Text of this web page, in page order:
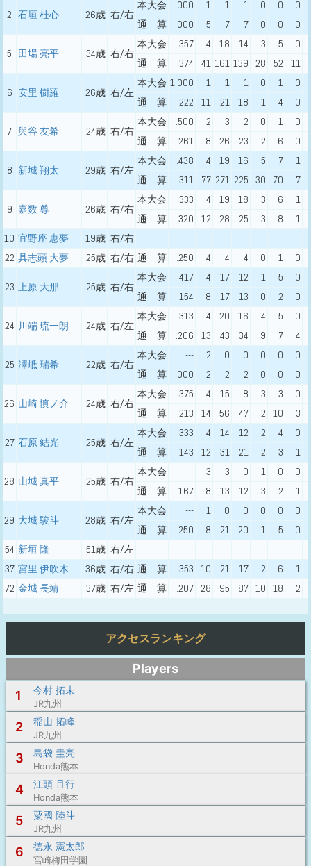
2 石垣 杜心 26歳 右/右
本大会 .000 1 1 1 0 0
0
通 算
.000 5 7 7 0 0 0
5 田場 亮平 34歳 右/右
本大会 .357 4 18 14 3 5
0
通 算
.374 41 161 139 28 52 11
6 安里 樹羅 26歳 右/左
本大会 1.000 1 1 1 0 1
0
通 算
.222 11 21 18 1 4 0
7 與谷 友希 24歳 右/右
本大会 .500 2 3 2 0 1
0
通 算
.261 8 26 23 2 6 0
8 新城 翔太 29歳 右/左
本大会 .438 4 19 16 5 7
1
通 算
.311 77 271 225 30 70 7
9 嘉数 尊 26歳 右/右
本大会 .333 4 19 18 3 6
1
通 算
.320 12 28 25 3 8
1
10 宜野座 恵夢 19歳 右/右
22 具志頭 大夢 25歳 右/右 通 算 .250 4 4 4 0 1 0
23 上原 大那 25歳 右/右
本大会 .417 4 17 12 1 5
0
通 算
.154 8 17 13 0 2 0
24 川端 琉一朗 24歳 右/左
本大会 .313 4 20 16 4 5
0
通 算
.206 13 43 34 9 7 4
25 澤岻 瑞希 22歳 右/右
本大会 --- 2 0 0 0 0
0
通 算
.000 2 2 2 0 0 0
26 山崎 慎ノ介 24歳 右/右
本大会 .375 4 15 8 3 3
0
通 算
.213 14 56 47 2 10 3
27 石原 結光 25歳 右/左
本大会 .333 4 14 12 2 4
0
通 算
.143 12 31 21 2 3 1
28 山城 真平 25歳 右/右
本大会 --- 3 3 0 1 0
0
通 算
.167 8 13 12 3 2 1
29 大城 駿斗 28歳 右/左
本大会 --- 1 0 0 0 0
0
通 算
.250 8 21 20 1 5
0
54 新垣 隆 51歳 右/左
37 宮里 伊吹木 36歳 右/右 通 算 .353 10 21 17 2 6
1
72 金城 長靖 37歳 右/左 通 算 .207 28 95 87 10 18 2
アクセスランキング
Players
1
今村 拓未
JR九州
2 稲山 拓峰
JR九州
3 島袋 圭亮
Honda熊本
4 江頭 且行
Honda熊本
5 粟國 陸斗
JR九州
6 徳永 憲太郎
宮崎梅田学園